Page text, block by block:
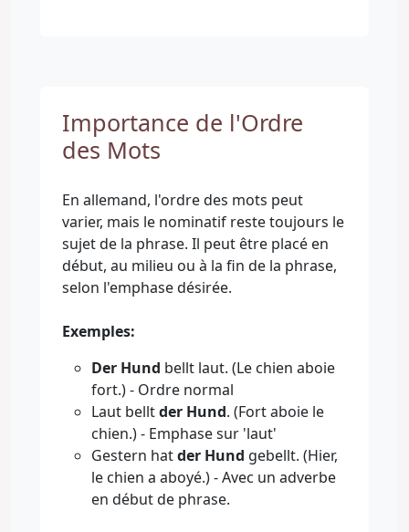
Importance de l'Ordre
des Mots
En allemand, l'ordre des mots peut
varier, mais le nominatif reste toujours le
sujet de la phrase. Il peut être placé en
début, au milieu ou à la fin de la phrase,
selon l'emphase désirée.
Exemples:
Der Hund bellt laut. (Le chien aboie
fort.) - Ordre normal
Laut belltder Hund. (Fort aboie le
chien.) - Emphase sur 'laut'
Gestern hatder Hund gebellt. (Hier,
le chien a aboyé.) - Avec un adverbe
en début de phrase.